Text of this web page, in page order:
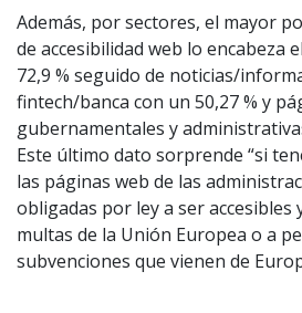
Además, por sectores, el mayor
de accesibilidad web lo encabeza
72,9 % seguido de noticias/
fintech/banca con un 50,27 % y
gubernamentales y
Este último dato sorprende “si
las páginas web de las
obligadas por ley a ser accesibles
multas de la Unión Europea o a
subvenciones que vienen de